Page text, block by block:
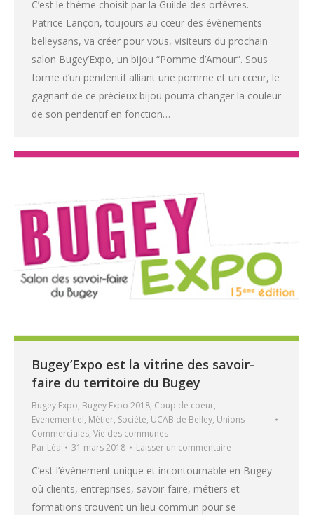
C’est le thème choisit par la Guilde des orfèvres.
Patrice Lançon, toujours au cœur des évènements
belleysans, va créer pour vous, visiteurs du prochain
salon Bugey’Expo, un bijou “Pomme d’Amour”. Sous
forme d’un pendentif alliant une pomme et un cœur, le
gagnant de ce précieux bijou pourra changer la couleur
de son pendentif en fonction…
Bugey’Expo est la vitrine des savoir-
faire du territoire du Bugey
Bugey Expo, Bugey Expo 2018, Coup de coeur,
Evenementiel, Métier, Société, UCAB de Belley, Unions
Commerciales, Vie des communes
Par Léa 31 mars 2018 Laisser un commentaire
C’est l’évènement unique et incontournable en Bugey
où clients, entreprises, savoir-faire, métiers et
formations trouvent un lieu commun pour se